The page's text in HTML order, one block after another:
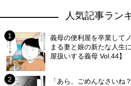
人気記事ラン
義母の便利屋を卒業して
まる妻と娘の新たな人生
屋扱いする義母 Vol.44】
「あら、ごめんなさいね